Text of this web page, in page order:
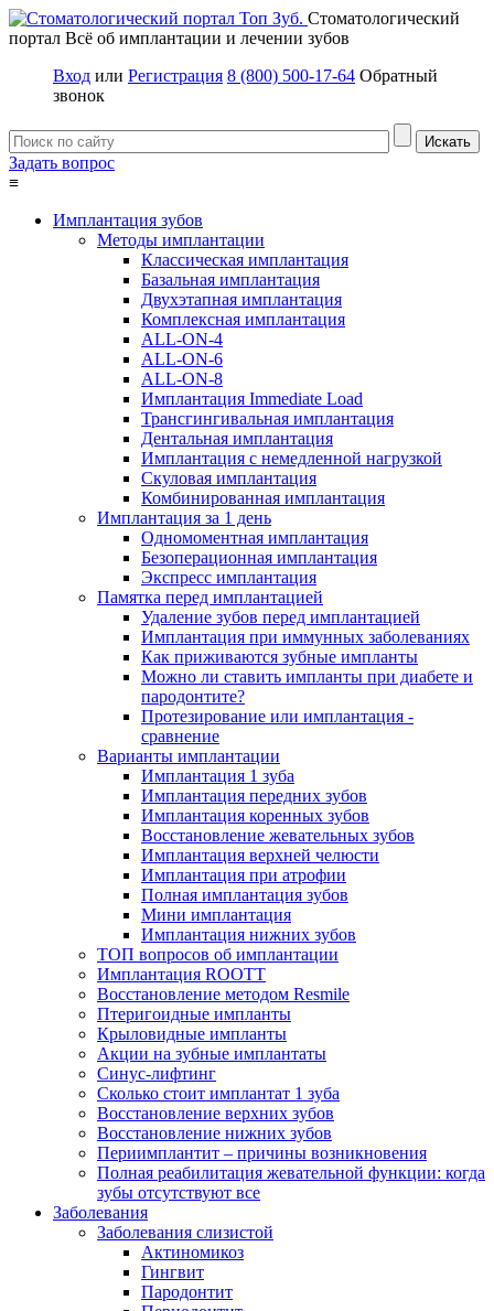
Стоматологический
портал Всё об имплантации и лечении зубов
Вход или Регистрация 8 (800) 500-17-64 Обратный
звонок
Задать вопрос
≡
Имплантация зубов
Методы имплантации
Классическая имплантация
Базальная имплантация
Двухэтапная имплантация
Комплексная имплантация
ALL-ON-4
ALL-ON-6
ALL-ON-8
Имплантация Immediate Load
Трансгингивальная имплантация
Дентальная имплантация
Имплантация с немедленной нагрузкой
Скуловая имплантация
Комбинированная имплантация
Имплантация за 1 день
Одномоментная имплантация
Безоперационная имплантация
Экспресс имплантация
Памятка перед имплантацией
Удаление зубов перед имплантацией
Имплантация при иммунных заболеваниях
Как приживаются зубные импланты
Можно ли ставить импланты при диабете и
пародонтите?
Протезирование или имплантация -
сравнение
Варианты имплантации
Имплантация 1 зуба
Имплантация передних зубов
Имплантация коренных зубов
Восстановление жевательных зубов
Имплантация верхней челюсти
Имплантация при атрофии
Полная имплантация зубов
Мини имплантация
Имплантация нижних зубов
ТОП вопросов об имплантации
Имплантация ROOTT
Восстановление методом Resmile
Птеригоидные импланты
Крыловидные импланты
Акции на зубные имплантаты
Синус-лифтинг
Сколько стоит имплантат 1 зуба
Восстановление верхних зубов
Восстановление нижних зубов
Периимплантит – причины возникновения
Полная реабилитация жевательной функции: когда
зубы отсутствуют все
Заболевания
Заболевания слизистой
Актиномикоз
Гингвит
Пародонтит